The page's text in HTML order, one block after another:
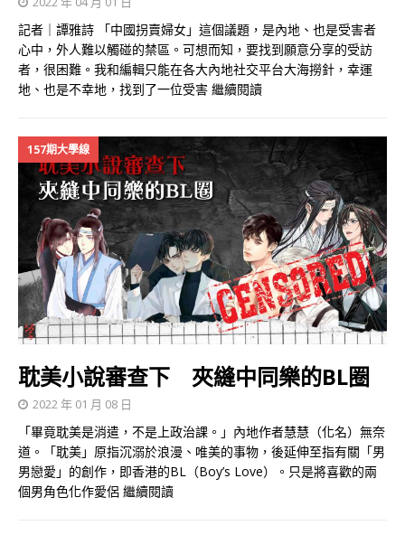
記者｜譚雅詩 「中國拐賣婦女」這個議題，是內地、也是受害者
心中，外人難以觸碰的禁區。可想而知，要找到願意分享的受訪
者，很困難。我和編輯只能在各大內地社交平台大海撈針，幸運
地、也是不幸地，找到了一位受害 繼續閱讀
157期大學線
耽美小說審查下 夾縫中同樂的BL圈
2022 年 01 月 08 日
「畢竟耽美是消遣，不是上政治課。」內地作者慧慧（化名）無奈
道。「耽美」原指沉溺於浪漫、唯美的事物，後延伸至指有關「男
男戀愛」的創作，即香港的BL（Boy’s Love）。只是將喜歡的兩
個男角色化作愛侶 繼續閱讀